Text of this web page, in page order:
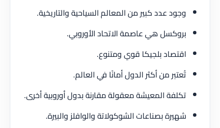
وجود عدد كبير من المعالم السياحية والتاريخية.
بروكسل هي عاصمة الاتحاد الأوروبي.
اقتصاد بلجيكا قوي ومتنوع.
تُعتبر من أكثر الدول أمانًا في العالم.
تكلفة المعيشة معقولة مقارنة بدول أوروبية أخرى.
شهيرة بصناعات الشوكولاتة والوافلز والبيرة.